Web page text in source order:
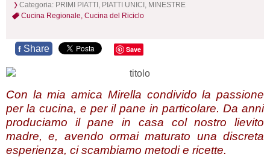
Categoria: PRIMI PIATTI, PIATTI UNICI, MINESTRE
Cucina Regionale, Cucina del Riciclo
f Share Save
Con la mia amica Mirella condivido la passione
per la cucina, e per il pane in particolare. Da anni
produciamo il pane in casa col nostro lievito
madre, e, avendo ormai maturato una discreta
esperienza, ci scambiamo metodi e ricette.